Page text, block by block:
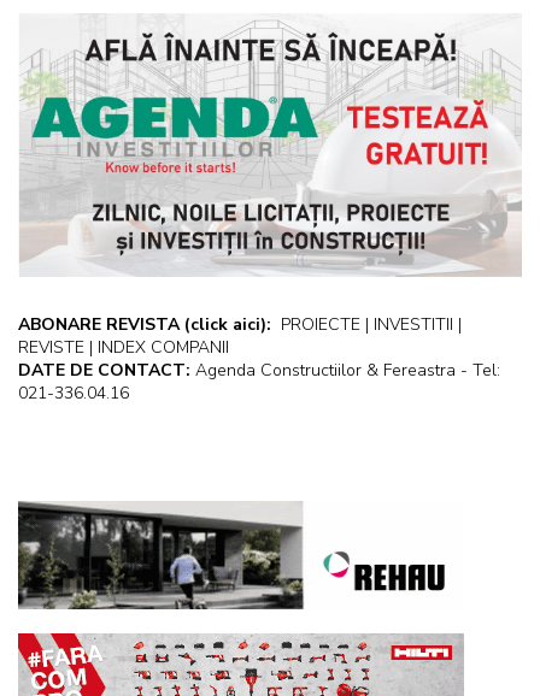
ABONARE REVISTA (click aici): PROIECTE | INVESTITII |
REVISTE | INDEX COMPANII
DATE DE CONTACT: Agenda Constructiilor & Fereastra - Tel:
021-336.04.16